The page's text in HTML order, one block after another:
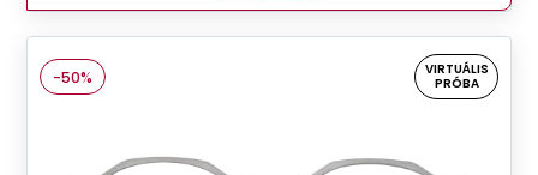
-50%
VIRTUÁLIS
PRÓBA